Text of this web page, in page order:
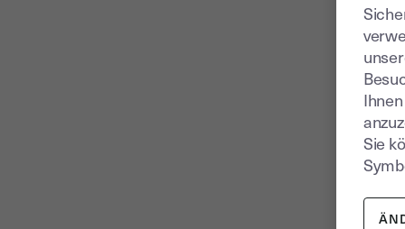
Sie